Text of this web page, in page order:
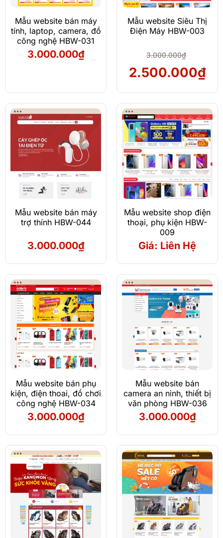
Mẫu website bán máy
tính, laptop, camera, đồ
công nghệ HBW-031
3.000.000₫
Mẫu website Siêu Thị
Điện Máy HBW-003
3.000.000₫
Giá
là:
3.000.000₫.
2.500.000₫Giá
tại
là:
Mẫu website bán máy
trợ thính HBW-044
3.000.000₫
Mẫu website shop điện
thoại, phụ kiện HBW-
009
Giá: Liên Hệ
Mẫu website bán phụ
kiện, điện thoai, đồ chơi
công nghệ HBW-034
3.000.000₫
Mẫu website bán
camera an ninh, thiết bị
văn phòng HBW-036
3.000.000₫